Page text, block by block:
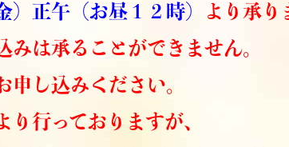
）正午（お昼１２時）
より承り
は承ることができません。
申し込みください。
行っておりますが、